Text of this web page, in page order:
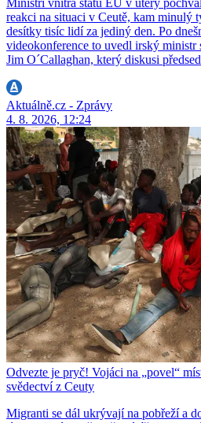
reakci na situaci v Ceutě, kam minulý
desítky tisíc lidí za jediný den. Po
videokonference to uvedl irský ministr
Jim O´Callaghan, který diskusi
Aktuálně.cz - Zprávy
4. 8. 2026, 12:24
Odvezte je pryč! Vojáci na „povel“
svědectví z Ceuty
Migranti se dál ukrývají na pobřeží a